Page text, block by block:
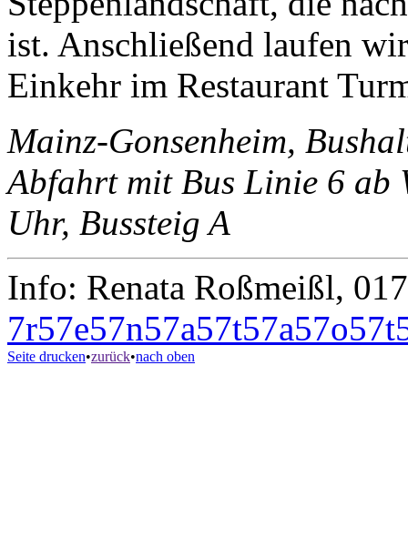
ist. Anschließend laufen
Einkehr im Restaurant
Mainz-Gonsenheim,
Abfahrt mit Bus Linie 6 ab
Uhr, Bussteig A
Info: Renata Roßmeißl,
7r57e57n57a57t57a57o57t
Seite drucken•zurück•nach oben